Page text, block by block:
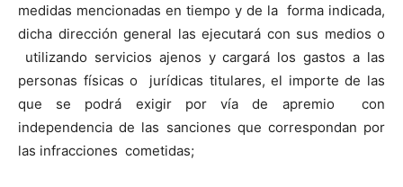
medidas mencionadas en tiempo y de la forma indicada,
dicha dirección general las ejecutará con sus medios o
utilizando servicios ajenos y cargará los gastos a las
personas físicas o jurídicas titulares, el importe de las
que se podrá exigir por vía de apremio con
independencia de las sanciones que correspondan por
las infracciones cometidas;